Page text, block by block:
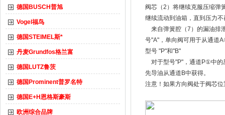
德国BUSCH普旭
Vogel福鸟
德国STEIMEL斯*
丹麦Grundfos格兰富
德国LUTZ鲁茨
德国Prominent普罗名特
德国E+H恩格斯豪斯
欧洲综合品牌
阀芯（2）将继续克服压缩弹
继续流动到油箱，直到压力
来自弹簧腔（7）的漏油排
号"A"，单向阀可用于从通
型号 "P"和"B"
对于型号"P"，通道P①中的
先导油从通道B中获得。
注意！如果方向阀处于阀芯